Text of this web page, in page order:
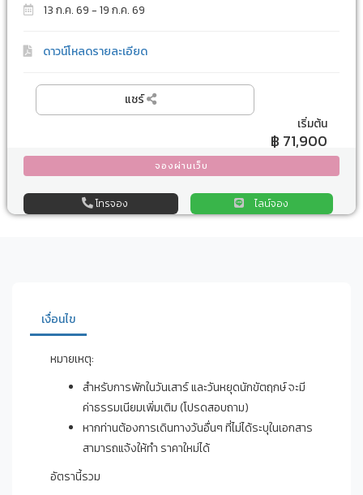
13 ก.ค. 69 - 19 ก.ค. 69
ดาวน์โหลดรายละเอียด
แชร์
เริ่มต้น
฿ 71,900
จองผ่านเว็บ
โทรจอง ไลน์จอง
เงื่อนไข
หมายเหตุ:
สำหรับการพักในวันเสาร์ และวันหยุดนักขัตฤกษ์ จะมี
ค่าธรรมเนียมเพิ่มเติม (โปรดสอบถาม)
หากท่านต้องการเดินทางวันอื่นๆ ที่ไม่ได้ระบุในเอกสาร
สามารถแจ้งให้ทำ ราคาใหม่ได้
อัตรานี้รวม